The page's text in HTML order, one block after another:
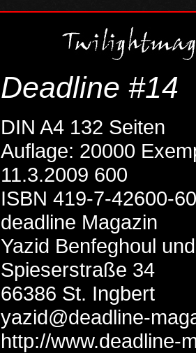
Deadline #14
DIN A4 132 Seiten
Auflage: 20000
11.3.2009 600
ISBN 419-7-42600-
deadline Magazin
Yazid Benfeghoul
Spieserstraße 34
66386 St. Ingbert
yazid@deadline-
http://www.deadline-